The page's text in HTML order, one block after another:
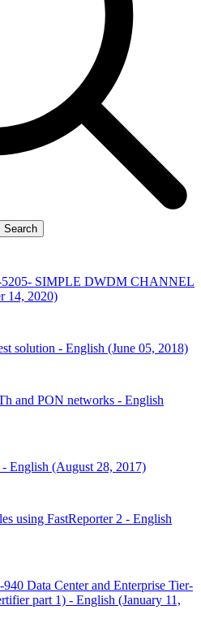
5205- SIMPLE DWDM CHANNEL
14, 2020)
solution - English (June 05, 2018)
and PON networks - English
English (August 28, 2017)
using FastReporter 2 - English
Data Center and Enterprise Tier-
part 1) - English (January 11,